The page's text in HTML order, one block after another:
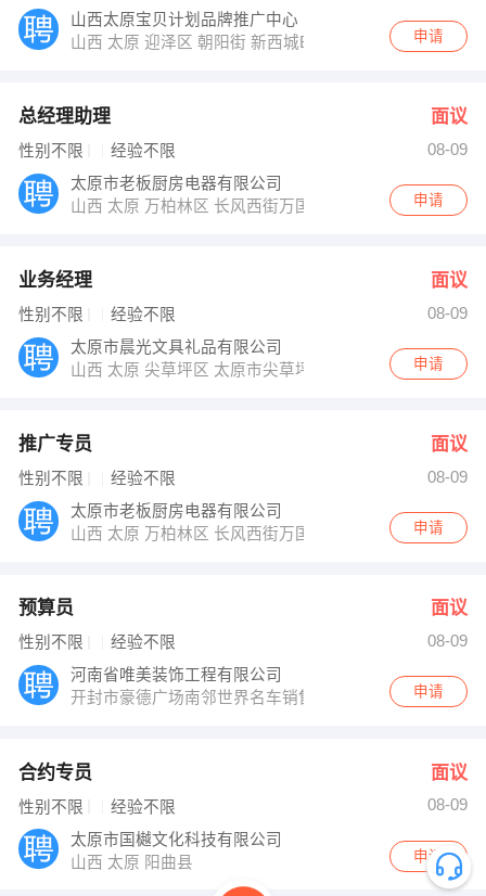
山西太原宝贝计划品牌推广中心
山西 太原 迎泽区 朝阳街 新西城B区8楼宝贝计划推广中心
申请
总经理助理 面议
性别不限 经验不限
08-09
太原市老板厨房电器有限公司
山西 太原 万柏林区 长风西街万国城
申请
业务经理 面议
性别不限 经验不限
08-09
太原市晨光文具礼品有限公司
山西 太原 尖草坪区 太原市尖草坪区文百城南区二层晨光
申请
推广专员 面议
性别不限 经验不限
08-09
太原市老板厨房电器有限公司
山西 太原 万柏林区 长风西街万国城
申请
预算员 面议
性别不限 经验不限
08-09
河南省唯美装饰工程有限公司
开封市豪德广场南邻世界名车销售中心二楼
申请
合约专员 面议
性别不限 经验不限
08-09
太原市国樾文化科技有限公司
山西 太原 阳曲县
申请